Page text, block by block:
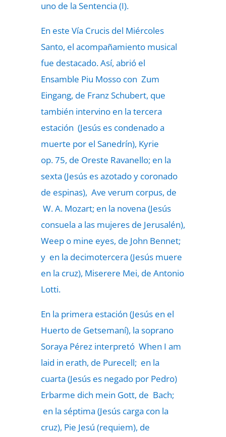
uno de la Sentencia (I).
En este Vía Crucis del Miércoles
Santo, el acompañamiento musical
fue destacado. Así, abrió el
Ensamble Piu Mosso con Zum
Eingang, de Franz Schubert, que
también intervino en la tercera
estación (Jesús es condenado a
muerte por el Sanedrín), Kyrie
op. 75, de Oreste Ravanello; en la
sexta (Jesús es azotado y coronado
de espinas), Ave verum corpus, de
W. A. Mozart; en la novena (Jesús
consuela a las mujeres de Jerusalén),
Weep o mine eyes, de John Bennet;
y en la decimotercera (Jesús muere
en la cruz), Miserere Mei, de Antonio
Lotti.
En la primera estación (Jesús en el
Huerto de Getsemaní), la soprano
Soraya Pérez interpretó When I am
laid in erath, de Purecell; en la
cuarta (Jesús es negado por Pedro)
Erbarme dich mein Gott, de Bach;
en la séptima (Jesús carga con la
cruz), Pie Jesú (requiem), de